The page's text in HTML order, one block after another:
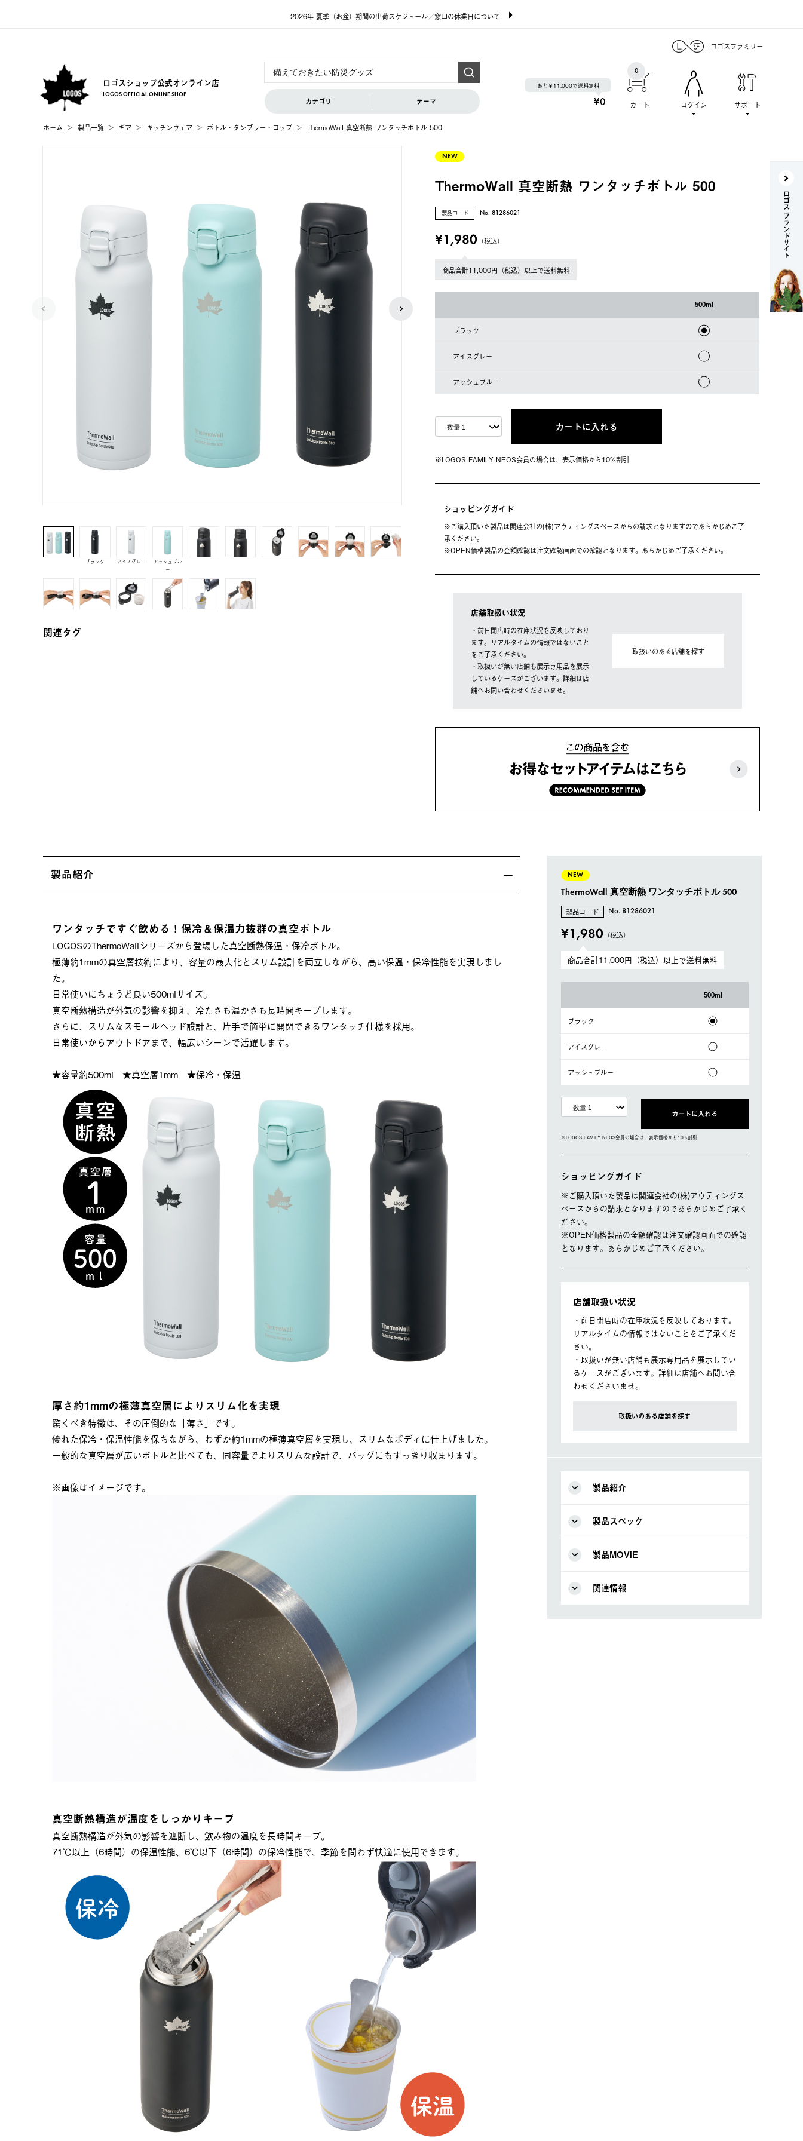
2026年 夏季（お盆）期間の出荷スケジュール／窓口の休業日について
ロゴスファミリー
ロゴスショップ公式オンライン店
LOGOS OFFICIAL ONLINE SHOP
カテゴリ テーマ
あと￥11,000で送料無料
¥0 カート
0
ログイン サポート
ホーム 製品⼀覧 ギア キッチンウェア ボトル・タンブラー・コップ ThermoWall 真空断熱 ワンタッチボトル 500
ブラック アイスグレー
アッシュブル
ー
関連タグ
NEW
ThermoWall 真空断熱 ワンタッチボトル 500
製品コード No. 81286021
¥1,980 （税込）
商品合計11,000円（税込）以上で送料無料
500ml
ブラック
アイスグレー
アッシュブルー
カートに入れる
※LOGOS FAMILY NEOS会員の場合は、表⽰価格から10%割引
ショッピングガイド
※ご購⼊頂いた製品は関連会社の(株)アウティングスペースからの請求となりますのであらかじめご了
承ください。
※OPEN価格製品の⾦額確認は注⽂確認画⾯での確認となります。あらかじめご了承ください。
店舗取扱い状況
・前日閉店時の在庫状況を反映しており
ます。リアルタイムの情報ではないこと
をご了承ください。
・取扱いが無い店舗も展示専用品を展示
しているケースがございます。詳細は店
舗へお問い合わせくださいませ。
取扱いのある店舗を探す
製品紹介
ワンタッチですぐ飲める！保冷＆保温力抜群の真空ボトル
LOGOSのThermoWallシリーズから登場した真空断熱保温・保冷ボトル。
極薄約1mmの真空層技術により、容量の最大化とスリム設計を両立しながら、高い保温・保冷性能を実現しまし
た。
日常使いにちょうど良い500mlサイズ。
真空断熱構造が外気の影響を抑え、冷たさも温かさも長時間キープします。
さらに、スリムなスモールヘッド設計と、片手で簡単に開閉できるワンタッチ仕様を採用。
日常使いからアウトドアまで、幅広いシーンで活躍します。
★容量約500ml ★真空層1mm ★保冷・保温
厚さ約1mmの極薄真空層によりスリム化を実現
驚くべき特徴は、その圧倒的な「薄さ」です。
優れた保冷・保温性能を保ちながら、わずか約1mmの極薄真空層を実現し、スリムなボディに仕上げました。
一般的な真空層が広いボトルと比べても、同容量でよりスリムな設計で、バッグにもすっきり収まります。
※画像はイメージです。
真空断熱構造が温度をしっかりキープ
真空断熱構造が外気の影響を遮断し、飲み物の温度を長時間キープ。
71℃以上（6時間）の保温性能、6℃以下（6時間）の保冷性能で、季節を問わず快適に使用できます。
NEW
ThermoWall 真空断熱 ワンタッチボトル 500
製品コード No. 81286021
¥1,980（税込）
商品合計11,000円（税込）以上で送料無料
500ml
ブラック
アイスグレー
アッシュブルー
カートに入れる
※LOGOS FAMILY NEOS会員の場合は、表⽰価格から10%割引
ショッピングガイド
※ご購⼊頂いた製品は関連会社の(株)アウティングス
ペースからの請求となりますのであらかじめご了承く
ださい。
※OPEN価格製品の⾦額確認は注⽂確認画⾯での確認
となります。あらかじめご了承ください。
店舗取扱い状況
・前日閉店時の在庫状況を反映しております。
リアルタイムの情報ではないことをご了承くだ
さい。
・取扱いが無い店舗も展示専用品を展示してい
るケースがございます。詳細は店舗へお問い合
わせくださいませ。
取扱いのある店舗を探す
製品紹介
製品スペック
製品MOVIE
関連情報
ロゴス ブランドサイト